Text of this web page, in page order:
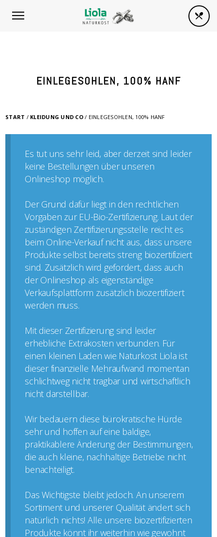
EINLEGESOHLEN, 100% HANF
START / KLEIDUNG UND CO/ EINLEGESOHLEN, 100% HANF
Es tut uns sehr leid, aber derzeit sind leider
keine Bestellungen über unseren
Onlineshop möglich.
Der Grund dafür liegt in den rechtlichen
Vorgaben zur EU-Bio-Zertifizierung. Laut der
zuständigen Zertifizierungsstelle reicht es
beim Online-Verkauf nicht aus, dass unsere
Produkte selbst bereits streng biozertifiziert
sind. Zusätzlich wird gefordert, dass auch
der Onlineshop als eigenständige
Verkaufsplattform zusätzlich biozertifiziert
werden muss.
Mit dieser Zertifizierung sind leider
erhebliche Extrakosten verbunden. Für
einen kleinen Laden wie Naturkost Liola ist
dieser finanzielle Mehraufwand momentan
schlichtweg nicht tragbar und wirtschaftlich
nicht darstellbar.
Wir bedauern diese bürokratische Hürde
sehr und hoffen auf eine baldige,
praktikablere Änderung der Bestimmungen,
die auch kleine, nachhaltige Betriebe nicht
benachteiligt.
Das Wichtigste bleibt jedoch. An unserem
Sortiment und unserer Qualität ändert sich
natürlich nichts! Alle unsere biozertifizierten
Produkte könnt ihr weiterhin wie gewohnt